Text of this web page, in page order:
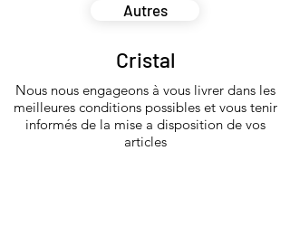
Autres
Cristal
Nous nous engageons à vous livrer dans les
meilleures conditions possibles et vous tenir
informés de la mise a disposition de vos
articles